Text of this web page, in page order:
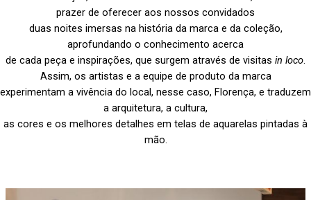
prazer de oferecer aos nossos convidados
duas noites imersas na história da marca e da coleção,
aprofundando o conhecimento acerca
de cada peça e inspirações, que surgem através de visitas in loco.
Assim, os artistas e a equipe de produto da marca
experimentam a vivência do local, nesse caso, Florença, e traduzem
a arquitetura, a cultura,
as cores e os melhores detalhes em telas de aquarelas pintadas à
mão.